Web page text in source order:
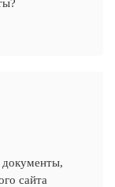
документы,
сайта